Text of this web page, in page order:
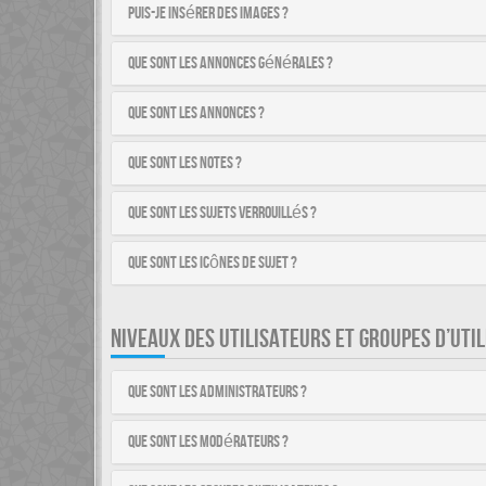
Puis-je insérer des images ?
Que sont les annonces générales ?
Que sont les annonces ?
Que sont les notes ?
Que sont les sujets verrouillés ?
Que sont les icônes de sujet ?
NIVEAUX DES UTILISATEURS ET GROUPES
Que sont les administrateurs ?
Que sont les modérateurs ?